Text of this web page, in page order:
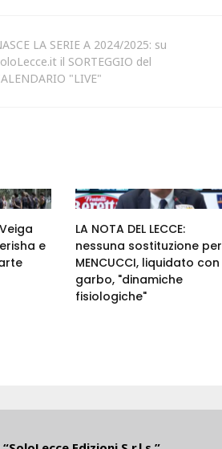
LA SERIE A 2024/2025: su
il SORTEGGIO del
"LIVE"
Veiga
e
LA NOTA DEL LECCE:
nessuna sostituzione per
MENCUCCI, liquidato con
garbo, "dinamiche
fisiologiche"